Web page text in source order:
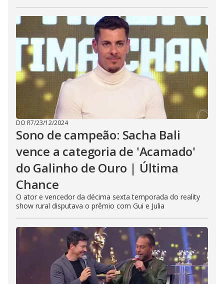
DO R7/23/12/2024
Sono de campeão: Sacha Bali
vence a categoria de 'Acamado'
do Galinho de Ouro | Última
Chance
O ator e vencedor da décima sexta temporada do reality
show rural disputava o prêmio com Gui e Julia